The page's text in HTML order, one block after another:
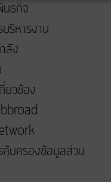
ธกิจ
ริหารงาน
ลัง
ยวข้อง
คุ้มครองข้อมูลส่วน